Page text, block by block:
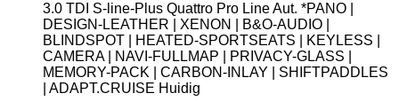
3.0 TDI S-line-Plus Quattro Pro Line Aut. *PANO |
DESIGN-LEATHER | XENON | B&O-AUDIO |
BLINDSPOT | HEATED-SPORTSEATS | KEYLESS |
CAMERA | NAVI-FULLMAP | PRIVACY-GLASS |
MEMORY-PACK | CARBON-INLAY | SHIFTPADDLES
| ADAPT.CRUISE Huidig